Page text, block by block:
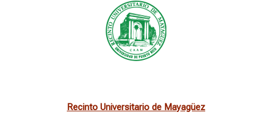
Recinto Universitario de Mayagüez